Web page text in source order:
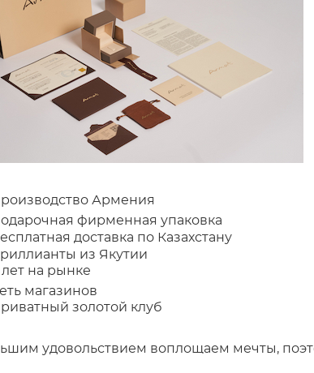
Армения
фирменная упаковка
доставка по Казахстану
из Якутии
лет на рынке
магазинов
золотой клуб
удовольствием воплощаем мечты,